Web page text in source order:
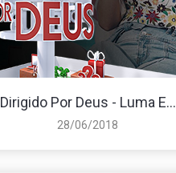
Dirigido Por Deus - Luma E...
28/06/2018